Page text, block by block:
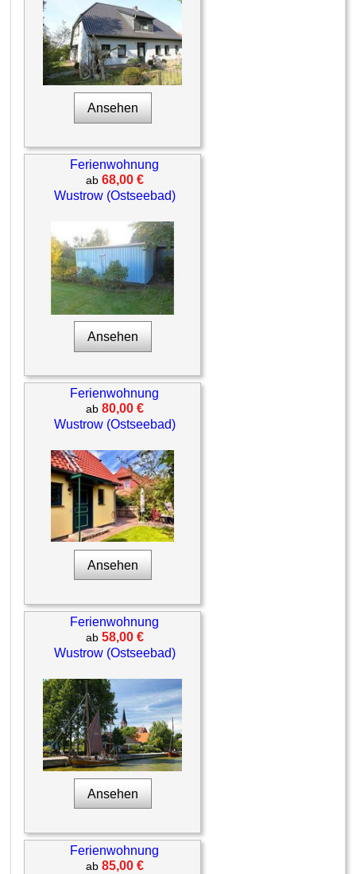
Ansehen
Ferienwohnung
ab 68,00 €
Wustrow (Ostseebad)
Ansehen
Ferienwohnung
ab 80,00 €
Wustrow (Ostseebad)
Ansehen
Ferienwohnung
ab 58,00 €
Wustrow (Ostseebad)
Ansehen
Ferienwohnung
ab 85,00 €